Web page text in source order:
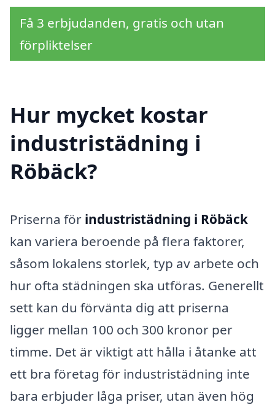
Få 3 erbjudanden, gratis och utan
förpliktelser
Hur mycket kostar
industristädning i
Röbäck?
Priserna för industristädning i Röbäck
kan variera beroende på flera faktorer,
såsom lokalens storlek, typ av arbete och
hur ofta städningen ska utföras. Generellt
sett kan du förvänta dig att priserna
ligger mellan 100 och 300 kronor per
timme. Det är viktigt att hålla i åtanke att
ett bra företag för industristädning inte
bara erbjuder låga priser, utan även hög